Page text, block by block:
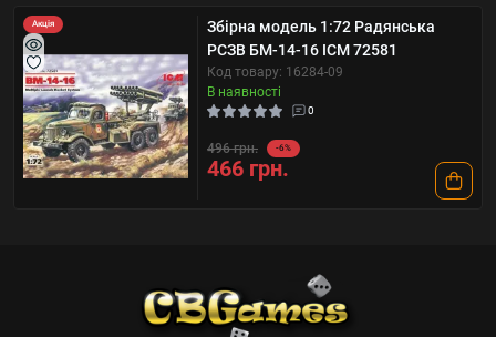
Акція
Збірна модель 1:72 Радянська
РСЗВ БM-14-16 ICM 72581
Код товару: 16284-09
В наявності
0
496 грн. -6%
466 грн.